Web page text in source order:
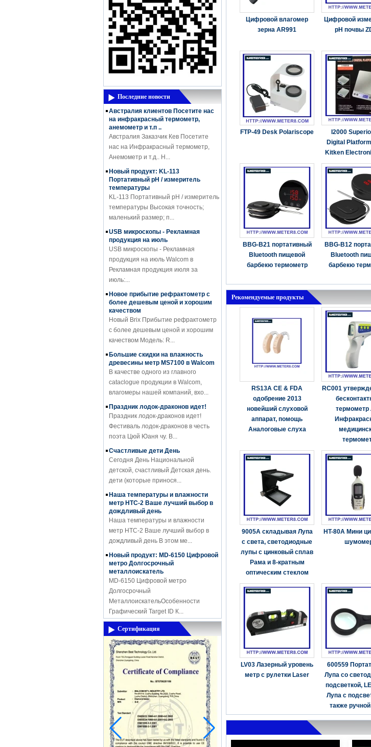
Последние новости
Мощный Новый продукт Coming -
Высокочастотный Влагомер
DM300M
Мощный Новый продукт Coming -
Высокочастотный Влагомер DM300M
Измеритель влажности DM300 ...
Австралия клиентов Посетите нас
на инфракрасный термометр,
анемометр и т.п ..
Австралия Заказчик Кев Посетите
нас на Инфракрасный термометр,
Анемометр и т.д.. Н...
Новый продукт: KL-113
Портативный рН / измеритель
температуры
KL-113 Портативный рН / измеритель
температуры Высокая точность;
маленький размер; п...
USB микроскопы - Рекламная
продукция на июль
USB микроскопы - Рекламная
продукция на июль Walcom в
Рекламная продукция июля за
июль:...
Новое прибытие рефрактометр с
более дешевым ценой и хорошим
качеством
Новый Brix Прибытие рефрактометр
с более дешевым ценой и хорошим
качеством Модель: R...
Большие скидки на влажность
древесины метр MS7100 в Walcom
В качестве одного из главного
cataclogue продукции в Walcom,
влагомеры нашей компаний, вхо...
Праздник лодок-драконов идет!
Праздник лодок-драконов идет!
Фестиваль лодок-драконов в честь
поэта Цюй Юаня чу. В...
Счастливые дети День
Сегодня День Национальной
детской, счастливый Детская день.
дети (которые принося...
Наша температуры и влажности
метр HTC-2 Ваше лучший выбор в
дождливый день
Наша температуры и влажности
метр HTC-2 Ваше лучший выбор в
дождливый день В этом ме...
Новый продукт: MD-6150 Цифровой
метро Долгосрочный
металлоискатель
MD-6150 Цифровой метро
Долгосрочный
МеталлоискательОсобенности
Графический Target ID К...
Thermal imaging camera
Resolutiuon:60x60 Thermal
sensitivity:0.15'C Temperature
range:-20'C~300'C(-4'F- 572'F)
Measuring accuracy:+/-2% digit...
3.5 inch LCD screen for viewing
Display type: 3.5 inch TFT LCD display
(color) Screen resolution: QVGA
(320x240) Brightness: 250cd/M, can not
be adjusted Can not be adjusted, cont...
Восемь Mothods для сохранения
слуховые аппараты
Сертификация
Цифровой влагомер
зерна AR991
Цифровой
pH почвы
FTP-49 Desk Polariscope
I2000
Digital
Kitken
BBG-B21 портативный
Bluetooth пищевой
барбекю термометр
BBG-B12
Bluetooth
барбекю
Рекомендуемые продукты
RS13A CE & FDA
одобрение 2013
новейший слуховой
аппарат, помощь
Аналоговые слуха
RC001
термометр
9005A складывая Лупа
с света, светодиодные
лупы с цинковый сплав
Рама и 8-кратным
оптическим стеклом
HT-80A Мини
LV03 Лазерный уровень
метр с рулетки Laser
600559
Лупа со
подсветкой,
Лупа с
также